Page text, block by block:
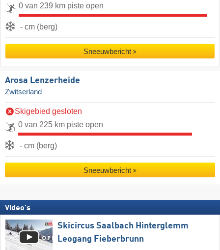
0 van 239 km piste open
- cm (berg)
Sneeuwbericht
Arosa Lenzerheide
Zwitserland
Skigebied gesloten
0 van 225 km piste open
- cm (berg)
Sneeuwbericht
Video's
Skicircus Saalbach Hinterglemm
Leogang Fieberbrunn